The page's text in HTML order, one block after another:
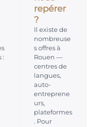
:
repérer
?
Il existe de
nombreuse
s offres à
Rouen —
centres de
langues,
auto-
entreprene
urs,
plateformes
. Pour